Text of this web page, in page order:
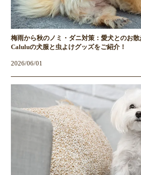
梅雨から秋のノミ・ダニ対策：愛犬とのお
Caluluの犬服と虫よけグッズをご紹介！
2026/06/01